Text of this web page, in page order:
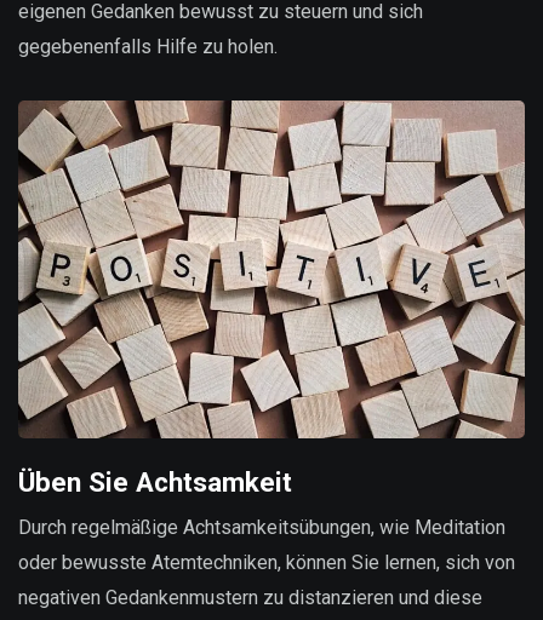
eigenen Gedanken bewusst zu steuern und sich
gegebenenfalls Hilfe zu holen.
Üben Sie Achtsamkeit
Durch regelmäßige Achtsamkeitsübungen, wie Meditation
oder bewusste Atemtechniken, können Sie lernen, sich von
negativen Gedankenmustern zu distanzieren und diese